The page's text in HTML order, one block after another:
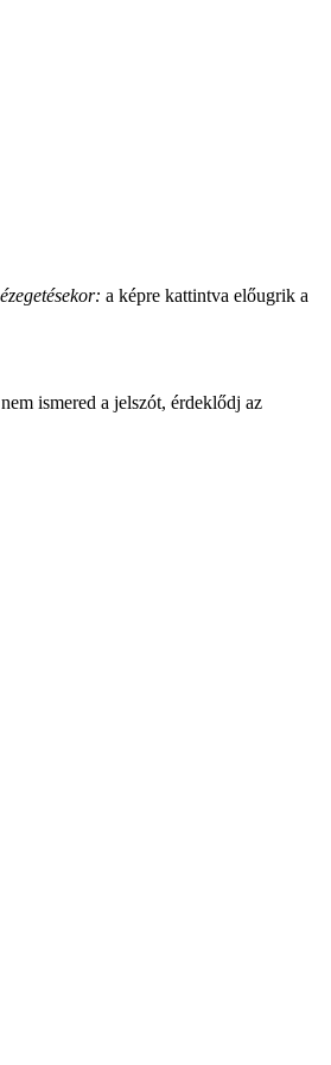
a képre kattintva előugrik a
ismered a jelszót, érdeklődj az